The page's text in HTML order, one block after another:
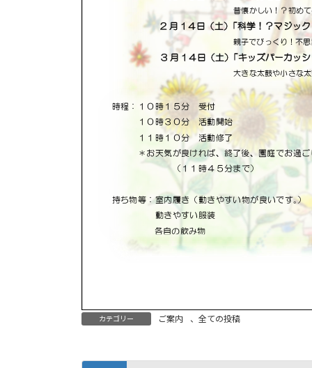
カテゴリー ご案内 、 全ての投稿